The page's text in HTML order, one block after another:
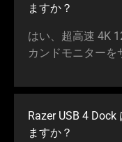
ま すか ？
はい、超高速 4K
カンドモニターを
Razer USB 4
ま すか ？